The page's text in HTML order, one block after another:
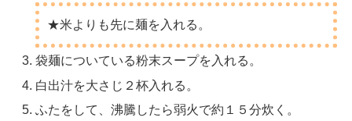
★米よりも先に麺を入れる。
袋麺についている粉末スープを入れる。
白出汁を大さじ２杯入れる。
ふたをして、沸騰したら弱火で約１５分炊く。